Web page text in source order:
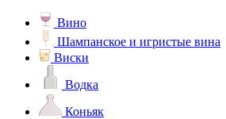
Вино
Шампанское и игристые вина
Виски
Водка
Коньяк